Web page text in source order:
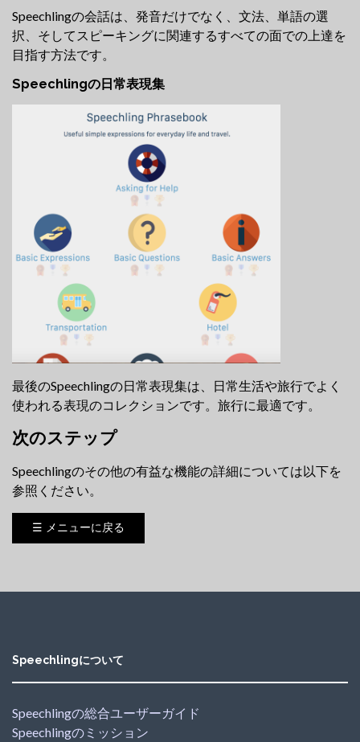
Speechlingの会話は、発音だけでなく、文法、単語の選
択、そしてスピーキングに関連するすべての面での上達を
目指す方法です。
Speechlingの日常表現集
最後のSpeechlingの日常表現集は、日常生活や旅行でよく
使われる表現のコレクションです。旅行に最適です。
次のステップ
Speechlingのその他の有益な機能の詳細については以下を
参照ください。
☰ メニューに戻る
Speechlingについて
Speechlingの総合ユーザーガイド
Speechlingのミッション